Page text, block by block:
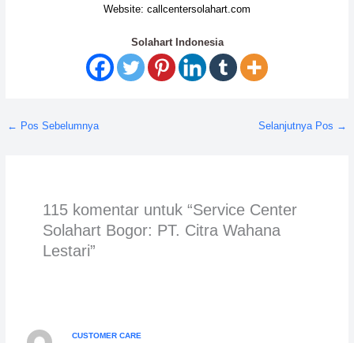
Website: callcentersolahart.com
Solahart Indonesia
← Pos Sebelumnya Selanjutnya Pos →
115 komentar untuk “Service Center
Solahart Bogor: PT. Citra Wahana
Lestari”
CUSTOMER CARE